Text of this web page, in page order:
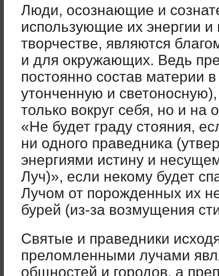
Люди, осознающие и
использующие их энергии
творчестве, являются
и для окружающих. Ведь
постоянно состав материи
утонченную и
только вокруг себя, но и на
«Не будет граду стояния,
ни одного праведника
энергиями истину и
Луч)», если некому будет
Лучом от порожденных их
бурей (из-за возмущения
Святые и праведники
преломленными лучами
общностей и городов, а